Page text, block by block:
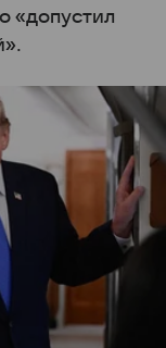
«допустил